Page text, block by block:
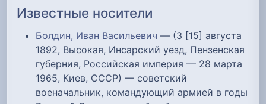
Известные носители
Болдин, Иван Васильевич — (3 [15] августа
1892, Высокая, Инсарский уезд, Пензенская
губерния, Российская империя — 28 марта
1965, Киев, СССР) — советский
военачальник, командующий армией в годы